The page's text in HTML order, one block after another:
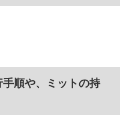
順や、ミットの持